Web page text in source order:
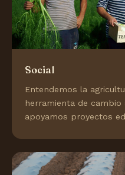
Social
Entendemos la
herramienta de
apoyamos proyectos